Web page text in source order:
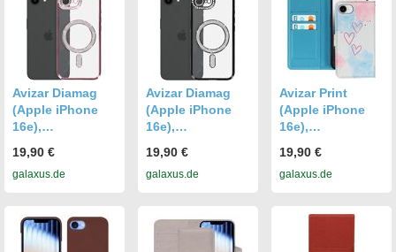
Avizar Diamag
(Apple iPhone
16e),
Hülle, Rosa
19,90 €
galaxus.de
Avizar Diamag
(Apple iPhone
16e),
Hülle, Schwarz
19,90 €
galaxus.de
Avizar Print
(Apple iPhone
16e),
Hülle, Mehrfarbig
19,90 €
galaxus.de